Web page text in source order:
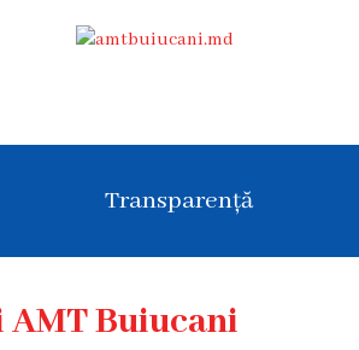
Transparență
Buiucani